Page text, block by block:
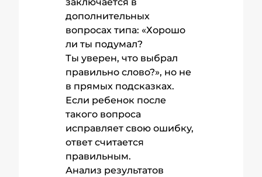
дополнительных
вопросах типа: «Хорошо
ли ты подумал?
Ты уверен, что выбрал
правильно слово?», но не
в прямых подсказках.
Если ребенок после
такого вопроса
исправляет свою ошибку,
ответ считается
правильным.
Анализ результатов